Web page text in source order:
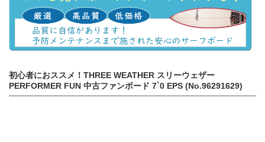
初心者におススメ！THREE WEATHER スリーウェザー
PERFORMER FUN 中古ファンボード 7`0 EPS (No.96291629)